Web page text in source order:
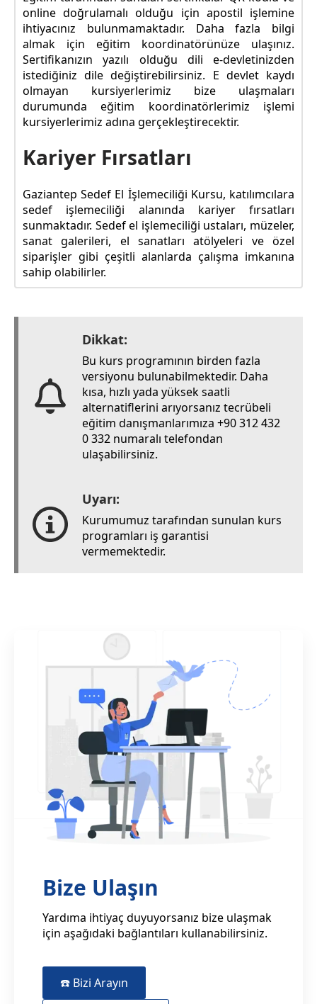
online doğrulamalı olduğu için apostil işlemine
ihtiyacınız bulunmamaktadır. Daha fazla bilgi
almak için eğitim koordinatörünüze ulaşınız.
Sertifikanızın yazılı olduğu dili e-devletinizden
istediğiniz dile değiştirebilirsiniz. E devlet kaydı
olmayan kursiyerlerimiz bize ulaşmaları
durumunda eğitim koordinatörlerimiz işlemi
kursiyerlerimiz adına gerçekleştirecektir.
Kariyer Fırsatları
Gaziantep Sedef El İşlemeciliği Kursu, katılımcılara
sedef işlemeciliği alanında kariyer fırsatları
sunmaktadır. Sedef el işlemeciliği ustaları, müzeler,
sanat galerileri, el sanatları atölyeleri ve özel
siparişler gibi çeşitli alanlarda çalışma imkanına
sahip olabilirler.
Dikkat:
Bu kurs programının birden fazla
versiyonu bulunabilmektedir. Daha
kısa, hızlı yada yüksek saatli
alternatiflerini arıyorsanız tecrübeli
eğitim danışmanlarımıza +90 312 432
0 332 numaralı telefondan
ulaşabilirsiniz.
Uyarı:
Kurumumuz tarafından sunulan kurs
programları iş garantisi
vermemektedir.
Bize Ulaşın
Yardıma ihtiyaç duyuyorsanız bize ulaşmak
için aşağıdaki bağlantıları kullanabilirsiniz.
☎️ Bizi Arayın